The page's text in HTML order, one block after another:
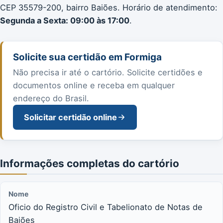
CEP 35579-200, bairro Baiões. Horário de atendimento:
Segunda a Sexta: 09:00 às 17:00.
Solicite sua certidão em Formiga
Não precisa ir até o cartório. Solicite certidões e
documentos online e receba em qualquer
endereço do Brasil.
Solicitar certidão online
Informações completas do cartório
Nome
Oficio do Registro Civil e Tabelionato de Notas de
Baiões